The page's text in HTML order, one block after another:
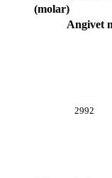
(molar)
Angivet
2992